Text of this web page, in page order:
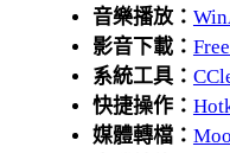
音樂播放：
影音下載：
系統工具：
快捷操作：
媒體轉檔：